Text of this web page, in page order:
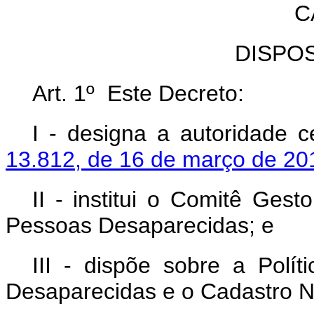
Art. 1º Este Decreto:
I - designa a autoridade
13.812, de 16 de março de
II - institui o Comitê
Pessoas Desaparecidas; e
III - dispõe sobre a
Desaparecidas e o Cadastro